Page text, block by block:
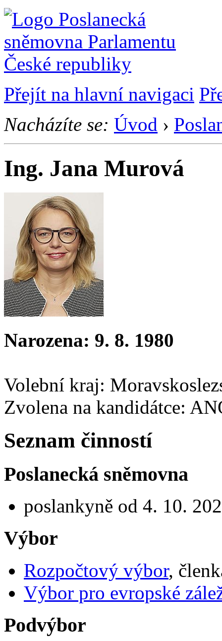
Přejít na hlavní navigaci
Nacházíte se: Úvod ›
Ing. Jana Murová
Narozena: 9. 8. 1980
Volební kraj:
Zvolena na kandidátce:
Seznam činností
Poslanecká sněmovna
poslankyně od 4. 10.
Výbor
Rozpočtový výbor,
Výbor pro evropské
Podvýbor